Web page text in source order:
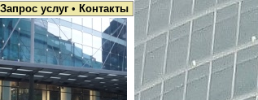
Запрос услуг • Контакты